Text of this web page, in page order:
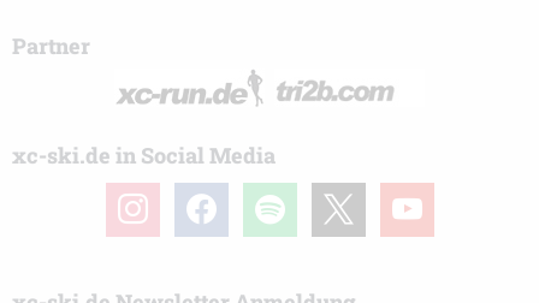
Partner
xc-ski.de in Social Media
instagramfacebook spotify youtube